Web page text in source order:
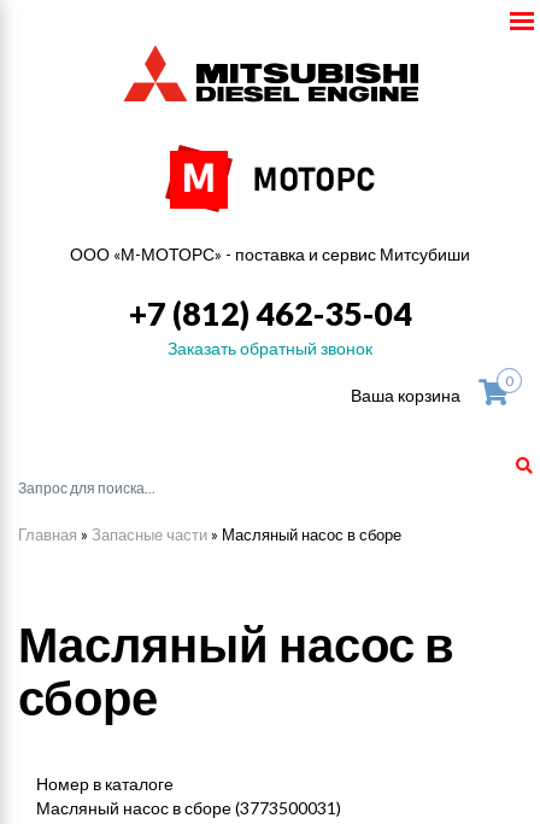
ООО «М-МОТОРС» - поставка и сервис Митсубиши
+7 (812) 462-35-04
Заказать обратный звонок
Ваша корзина
0
Главная » Запасные части » Масляный насос в сборе
Масляный насос в
сборе
Номер в каталоге
Масляный насос в сборе (3773500031)